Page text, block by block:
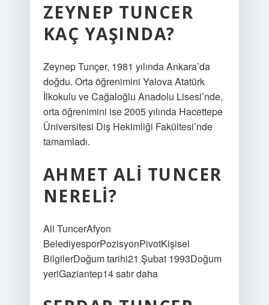
ZEYNEP TUNCER
KAÇ YAŞINDA?
Zeynep Tunçer, 1981 yılında Ankara’da
doğdu. Orta öğrenimini Yalova Atatürk
İlkokulu ve Cağaloğlu Anadolu Lisesi’nde,
orta öğrenimini ise 2005 yılında Hacettepe
Üniversitesi Diş Hekimliği Fakültesi’nde
tamamladı.
AHMET ALI TUNCER
NERELI?
Ali TuncerAfyon
BelediyesporPozisyonPivotKişisel
BilgilerDoğum tarihi21 Şubat 1993Doğum
yeriGaziantep14 satır daha